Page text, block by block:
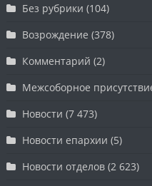
Без рубрики (104)
Возрождение (378)
Комментарий (2)
Межсоборное
Новости (7 473)
Новости епархии (5)
Новости отделов (2 623)